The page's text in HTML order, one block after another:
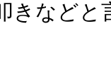
きなどと